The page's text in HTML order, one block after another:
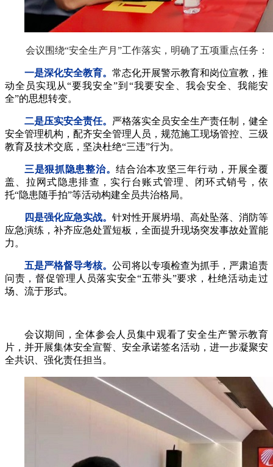
会议围绕“安全生产月”工作落实，明确了五项重点任务：
一是深化安全教育。 常态化开展警示教育和岗位宣教，推
动全员实现从“要我安全”到“我要安全、我会安全、我能安
全”的思想转变。
二是压实安全责任。 严格落实全员安全生产责任制，健全
安全管理机构，配齐安全管理人员，规范施工现场管控、三级
教育及技术交底，坚决杜绝“三违”行为。
三是狠抓隐患整治。结合治本攻坚三年行动，开展全覆
盖、拉网式隐患排查，实行台账式管理、闭环式销号，依
托“隐患随手拍”等活动构建全员共治格局。
四是强化应急实战。 针对性开展坍塌、高处坠落、消防等
应急演练，补齐应急处置短板，全面提升现场突发事故处置能
力。
五是严格督导考核。 公司将以专项检查为抓手，严肃追责
问责，督促管理人员落实安全“五带头”要求，杜绝活动走过
场、流于形式。
会议期间，全体参会人员集中观看了安全生产警示教育
片，并开展集体安全宣誓、安全承诺签名活动，进一步凝聚安
全共识、强化责任担当。